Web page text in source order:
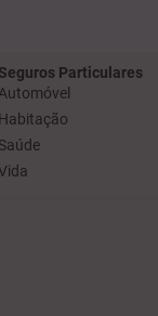
Seguros Particulares
Automóvel
Habitação
Saúde